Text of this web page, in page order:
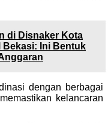
di Disnaker Kota
Bekasi: Ini Bentuk
dengan berbagai
kelancaran